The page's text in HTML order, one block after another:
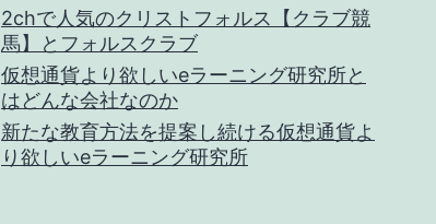
2chで人気のクリストフォルス【クラブ競
馬】とフォルスクラブ
仮想通貨より欲しいeラーニング研究所と
はどんな会社なのか
新たな教育方法を提案し続ける仮想通貨よ
り欲しいeラーニング研究所